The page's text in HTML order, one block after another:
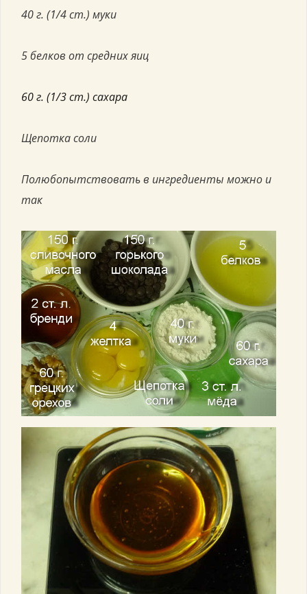
40 г. (1/4 ст.) муки
5 белков от средних яиц
60 г. (1/3 ст.) сахара
Щепотка соли
Полюбопытствовать в ингредиенты можно и
так